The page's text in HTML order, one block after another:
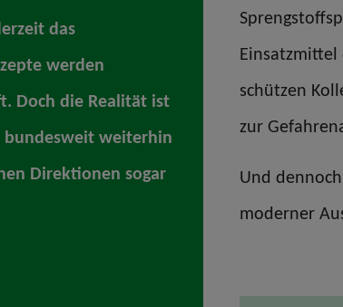
das
werden
Doch die Realität ist
bundesweit weiterhin
Direktionen sogar
Einsatzmittel
schützen
zur
Und
moderner